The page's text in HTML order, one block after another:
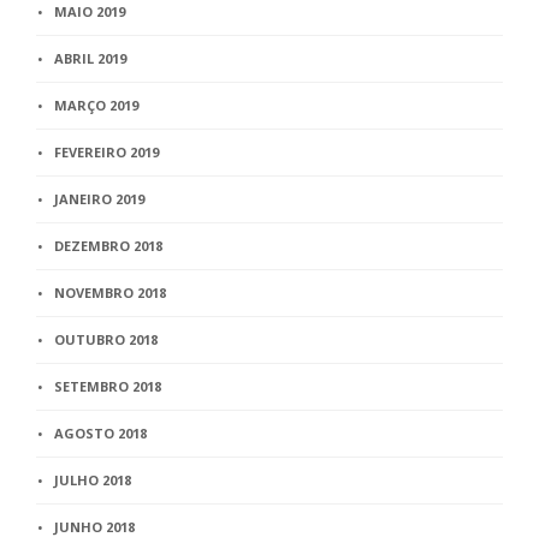
MAIO 2019
ABRIL 2019
MARÇO 2019
FEVEREIRO 2019
JANEIRO 2019
DEZEMBRO 2018
NOVEMBRO 2018
OUTUBRO 2018
SETEMBRO 2018
AGOSTO 2018
JULHO 2018
JUNHO 2018